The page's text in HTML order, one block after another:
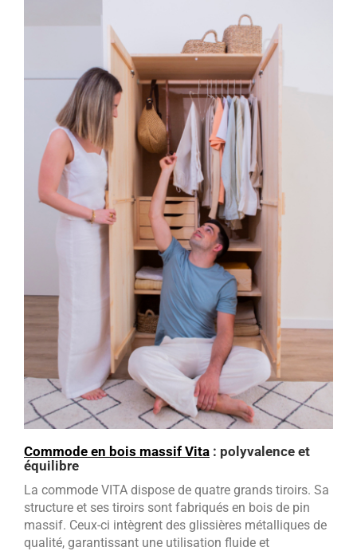
Commode en bois massif Vita : polyvalence et
équilibre
La commode VITA dispose de quatre grands tiroirs. Sa
structure et ses tiroirs sont fabriqués en bois de pin
massif. Ceux-ci intègrent des glissières métalliques de
qualité, garantissant une utilisation fluide et